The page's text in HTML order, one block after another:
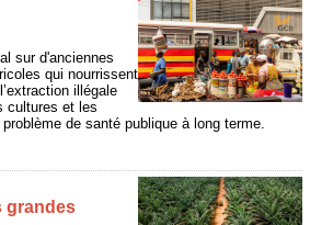
sur d'anciennes
qui nourrissent
illégale
cultures et les
de santé publique à long terme.
grandes